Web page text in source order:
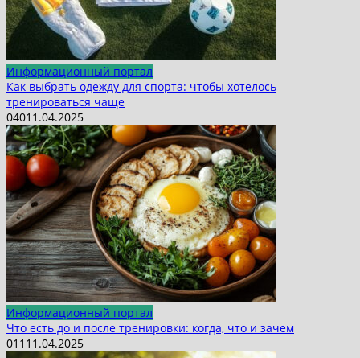
Информационный портал
Как выбрать одежду для спорта: чтобы хотелось
тренироваться чаще
04011.04.2025
Информационный портал
Что есть до и после тренировки: когда, что и зачем
011 11.04.2025